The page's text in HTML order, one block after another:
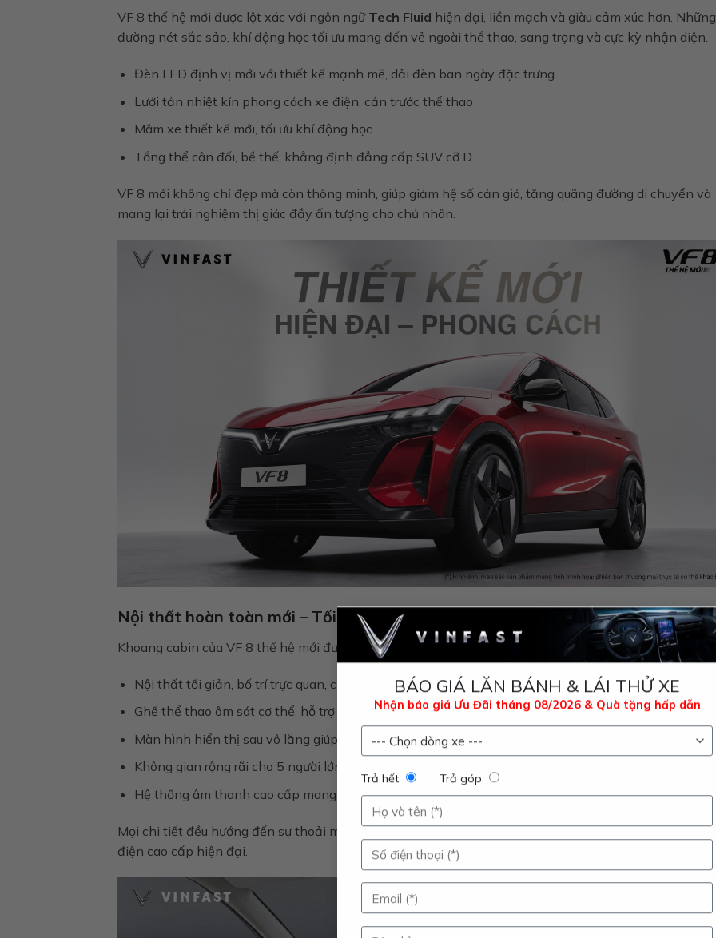
BÁO GIÁ LĂN BÁNH & LÁI THỬ XE
Nhận báo giá Ưu Đãi tháng 08/2026 & Quà tặng hấp dẫn
Trả hết Trả góp
VF 8 thế hệ mới được lột xác với ngôn ngữ Tech Fluid hiện đại, liền mạch và giàu cảm xúc hơn. Những
đường nét sắc sảo, khí động học tối ưu mang đến vẻ ngoài thể thao, sang trọng và cực kỳ nhận diện.
Đèn LED định vị mới với thiết kế mạnh mẽ, dải đèn ban ngày đặc trưng
Lưới tản nhiệt kín phong cách xe điện, cản trước thể thao
Mâm xe thiết kế mới, tối ưu khí động học
Tổng thể cân đối, bề thế, khẳng định đẳng cấp SUV cỡ D
VF 8 mới không chỉ đẹp mà còn thông minh, giúp giảm hệ số cản gió, tăng quãng đường di chuyển và
mang lại trải nghiệm thị giác đầy ấn tượng cho chủ nhân.
Nội thất hoàn toàn mới – Tối giản, rộng rãi và tập trung vào người lái
Khoang cabin của VF 8 thế hệ mới được thiết kế theo triết lý “Less is More”:
Nội thất tối giản, bố trí trực quan, chất liệu cao cấp
Ghế thể thao ôm sát cơ thể, hỗ trợ tối đa khi vận hành
Màn hình hiển thị sau vô lăng giúp người lái tập trung hơn
Không gian rộng rãi cho 5 người lớn, khoang hành lý linh hoạt
Hệ thống âm thanh cao cấp mang đến trải nghiệm giải trí đỉnh cao
Mọi chi tiết đều hướng đến sự thoải mái và tập trung tối đa cho người lái – đúng chuẩn một chiếc SUV
điện cao cấp hiện đại.